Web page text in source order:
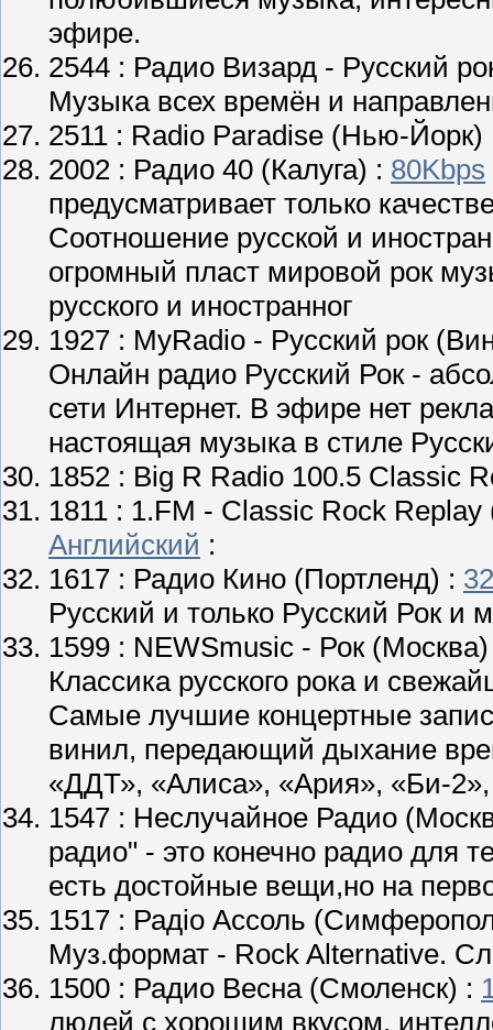
эфире.
2544 : Радио Визард - Русский
Музыка всех времён и
2511 : Radio Paradise (Нью-
2002 : Радио 40 (Калуга) : 80Kbps
предусматривает только
Соотношение русской и
огромный пласт мировой рок
русского и иностранног
1927 : MyRadio - Русский рок
Онлайн радио Русский Рок -
сети Интернет. В эфире нет
настоящая музыка в стиле
1852 : Big R Radio 100.5 Classic
1811 : 1.FM - Classic Rock Replay
Английский :
1617 : Радио Кино (Портленд) :
Русский и только Русский Рок и
1599 : NEWSmusic - Рок
Классика русского рока и
Самые лучшие концертные
винил, передающий дыхание
«ДДТ», «Алиса», «Ария», «Би-
1547 : Неслучайное Радио
радио" - это конечно радио для
есть достойные вещи,но на
1517 : Радіо Ассоль
Муз.формат - Rock Alternative.
1500 : Радио Весна(Смоленск) :
людей с хорошим вкусом,